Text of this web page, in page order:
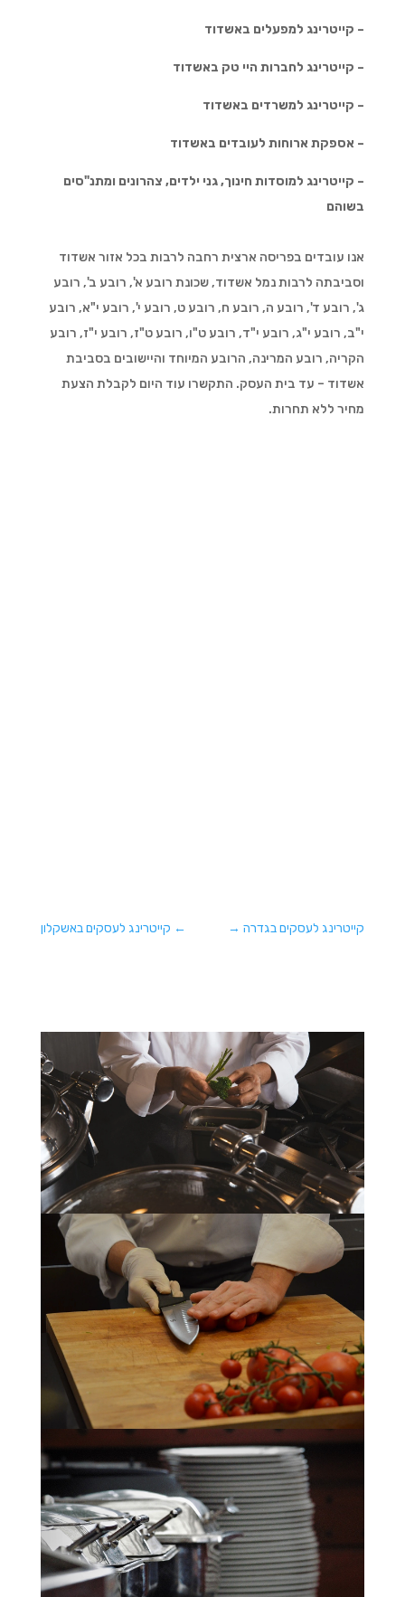
– קייטרינג למפעלים באשדוד
– קייטרינג לחברות היי טק באשדוד
– קייטרינג למשרדים באשדוד
– אספקת ארוחות לעובדים באשדוד
– קייטרינג למוסדות חינוך, גני ילדים, צהרונים ומתנ"סים
בשוהם
אנו עובדים בפריסה ארצית רחבה לרבות בכל אזור אשדוד
וסביבתה לרבות נמל אשדוד, שכונת רובע א', רובע ב', רובע
ג', רובע ד', רובע ה, רובע ח, רובע ט, רובע י', רובע י"א, רובע
י"ב, רובע י"ג, רובע י"ד, רובע ט"ו, רובע ט"ז, רובע י"ז, רובע
הקריה, רובע המרינה, הרובע המיוחד והיישובים בסביבת
אשדוד – עד בית העסק. התקשרו עוד היום לקבלת הצעת
מחיר ללא תחרות.
← קייטרינג לעסקים באשקלון קייטרינג לעסקים בגדרה→